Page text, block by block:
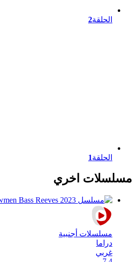
الحلقة2
الحلقة1
مسلسلات اخري
مسلسلات أجنبية
دراما
غربي